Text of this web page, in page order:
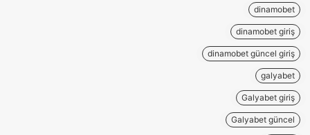
dinamobet
dinamobet giriş
dinamobet güncel giriş
galyabet
Galyabet giriş
Galyabet güncel